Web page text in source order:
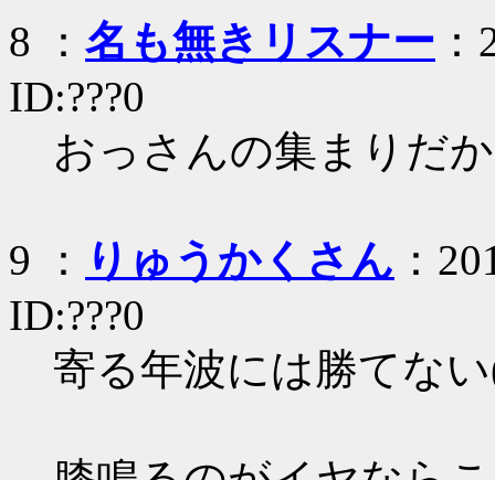
8 ： 名も無きリスナー
ID:???0
おっさんの集まりだ
9 ： りゅうかくさん ：
ID:???0
寄る年波には勝てな